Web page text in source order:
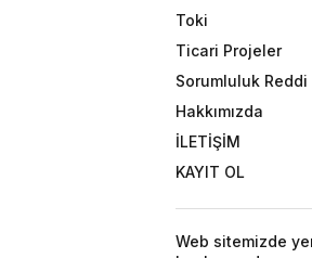
Toki
Ticari Projeler
Sorumluluk Reddi
Hakkımızda
İLETİŞİM
KAYIT OL
Web sitemizde